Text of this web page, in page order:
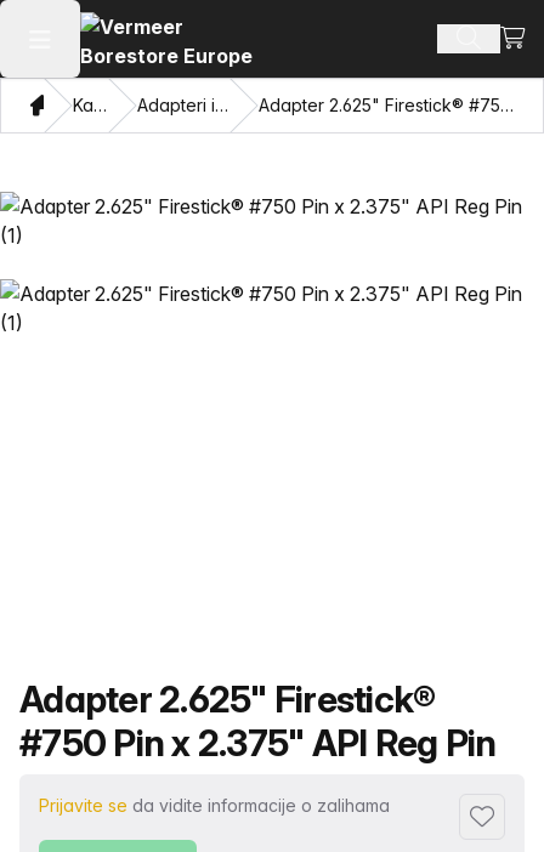
Otvori glavni meni Pretraži
Dom Katalog Adapteri i vučne oči Adapter 2.625" Firestick® #750 Pin x 2.375" API Reg Pin
Naziv proizvoda
Adapter 2.625" Firestick®
#750 Pin x 2.375" API Reg Pin
Prijavite se da vidite informacije o zalihama
Dodaj